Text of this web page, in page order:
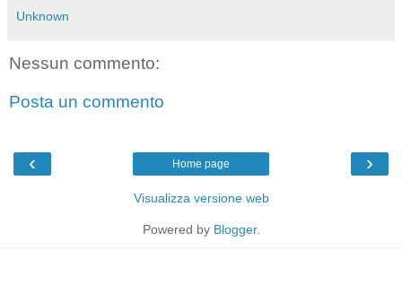
Unknown
Nessun commento:
Posta un commento
‹ ›
Home page
Visualizza versione web
Powered by Blogger.